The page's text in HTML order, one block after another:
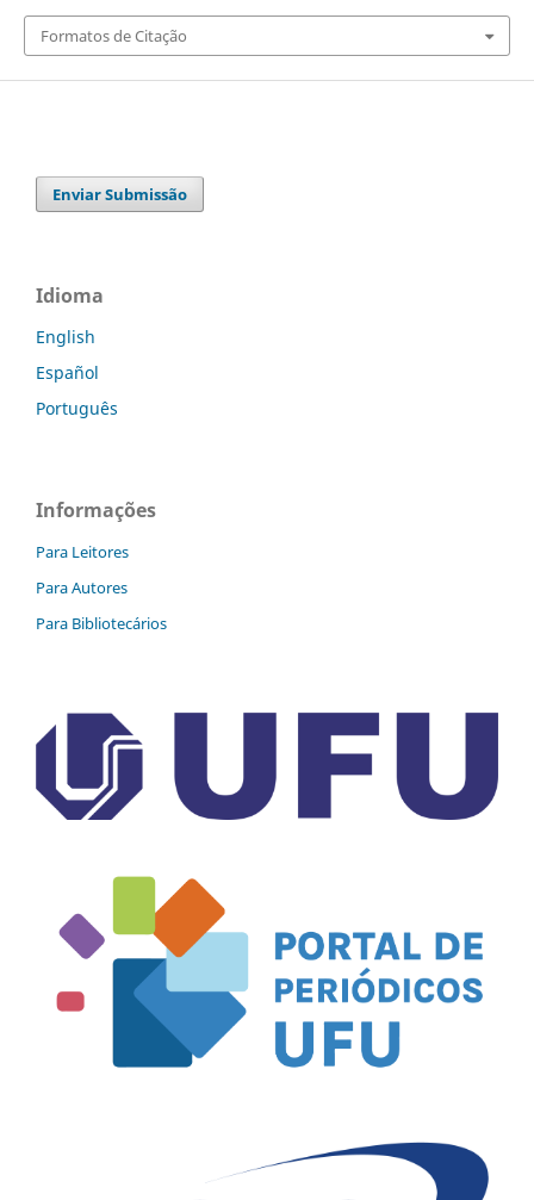
Formatos de Citação
Enviar Submissão
Idioma
English
Español
Português
Informações
Para Leitores
Para Autores
Para Bibliotecários